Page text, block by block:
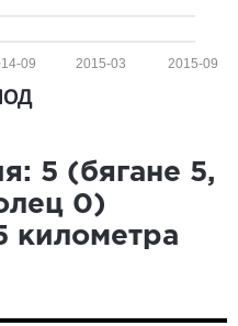
2015-09
2015-03
09
5 (бягане 5,
0)
километра